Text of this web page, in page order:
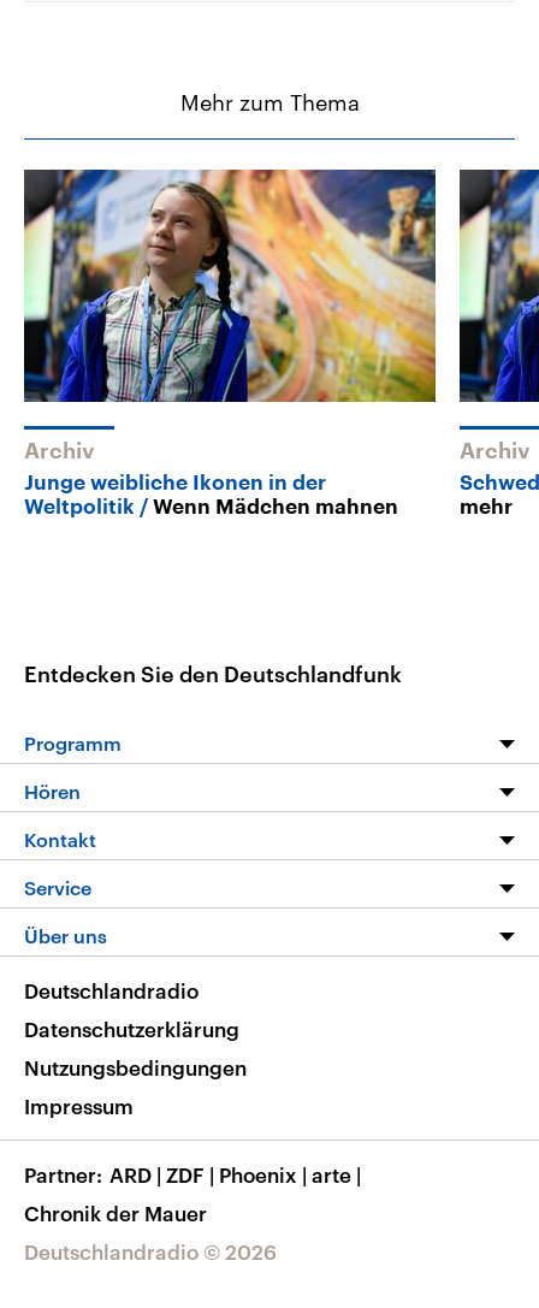
Mehr zum Thema
Archiv
Junge weibliche Ikonen in der
Weltpolitik
Wenn Mädchen mahnen
Archiv
mehr
Entdecken Sie den Deutschlandfunk
Programm
Programm
Die Nachrichten
Nachrichtenleicht
Neue Beiträge auf dlf.de
Hören
Livestream
Podcasts
Deutschlandfunk App
Nachrichten App
Frequenzen
Kontakt
Hörerservice
Service
FAQ
Veranstaltungen
Musikliste
RSS
Über uns
Barrierefreiheit
Deutschlandradio © 2026
Deutschlandradio
Datenschutzerklärung
Nutzungsbedingungen
Impressum
Partner ARD | ZDF | Phoenix | arte |
Chronik der Mauer